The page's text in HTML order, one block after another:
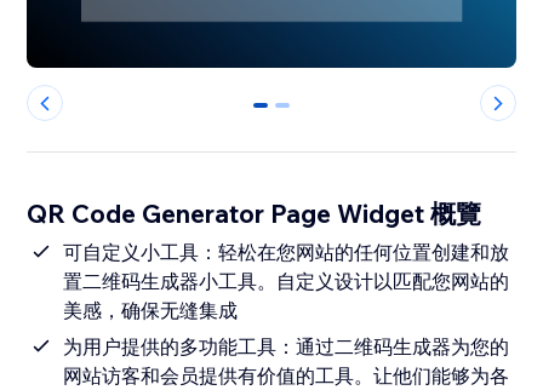
0 1
QR Code Generator Page Widget 概覽
可自定义小工具：轻松在您网站的任何位置创建和放
置二维码生成器小工具。自定义设计以匹配您网站的
美感，确保无缝集成
为用户提供的多功能工具：通过二维码生成器为您的
网站访客和会员提供有价值的工具。让他们能够为各